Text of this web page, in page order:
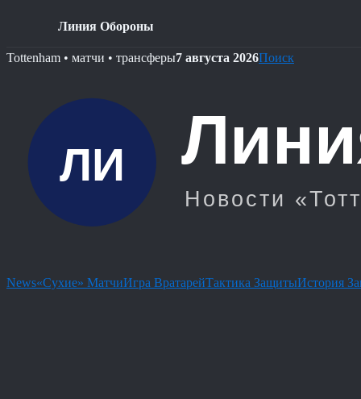
Линия Обороны
Skip
Tottenham • матчи • трансферы7 августа 2026Поиск
News«Сухие» МатчиИгра ВратарейТактика ЗащитыИстория